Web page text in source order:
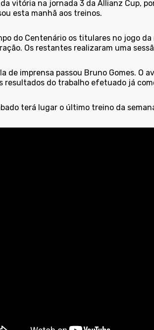
da vitória na jornada 3 da Allianz Cup,
esta manhã aos treinos.
do Centenário os titulares no jogo
Os restantes realizaram uma
de imprensa passou Bruno Gomes. O
resultados do trabalho efetuado já
terá lugar o último treino da